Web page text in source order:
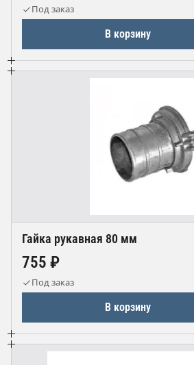
Под заказ
В корзину
Гайка рукавная 80 мм
755 ₽
Под заказ
В корзину